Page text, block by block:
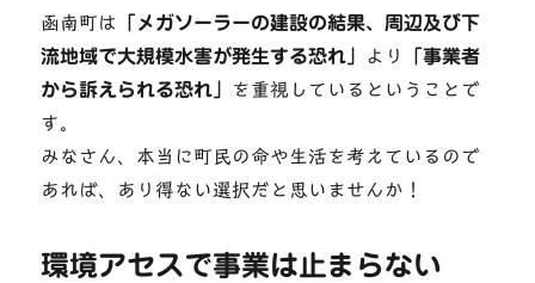
函南町は
「メガソーラーの建設の結果、周辺及び下
流地域で大規模水害が発生する恐れ」 より
「事業者
から訴えられる恐れ」 を重視しているということで
す。
みなさん、本当に町民の命や生活を考えているので
あれば、あり得ない選択だと思いませんか！
環境アセスで事業は止まらない